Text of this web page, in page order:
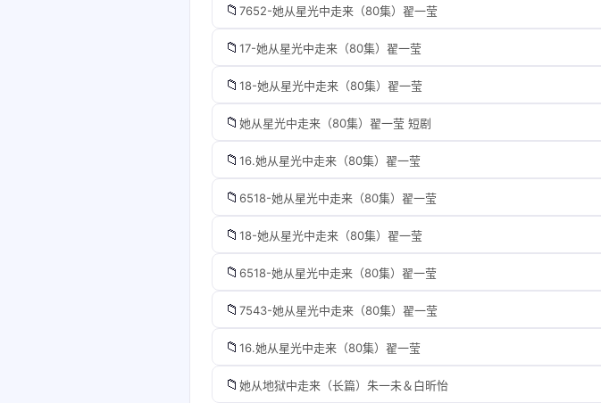
📁 7652-她从星光中走来（80集）翟一莹
📁 17-她从星光中走来（80集）翟一莹
📁 18-她从星光中走来（80集）翟一莹
📁 她从星光中走来（80集）翟一莹 短剧
📁 16.她从星光中走来（80集）翟一莹
📁 6518-她从星光中走来（80集）翟一莹
📁 18-她从星光中走来（80集）翟一莹
📁 6518-她从星光中走来（80集）翟一莹
📁 7543-她从星光中走来（80集）翟一莹
📁 16.她从星光中走来（80集）翟一莹
📁 她从地狱中走来（长篇）朱一未＆白昕怡